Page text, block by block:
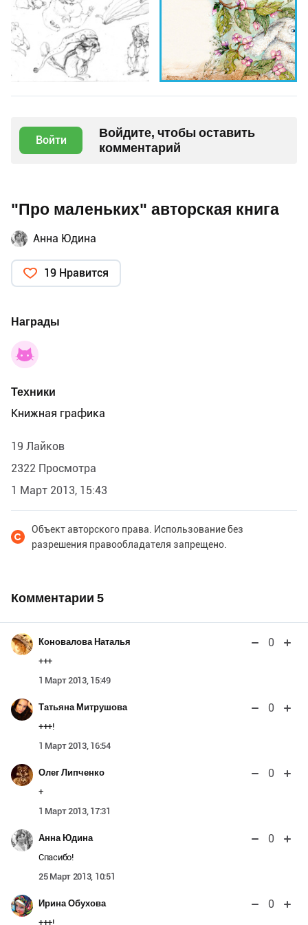
Войти
Войдите, чтобы оставить
комментарий
"Про маленьких" авторская книга
Анна Юдина
19 Нравится
Награды
Техники
Книжная графика
19 Лайков
2322 Просмотра
1 Март 2013, 15:43
Объект авторского права. Использование без
разрешения правообладателя запрещено.
Комментарии 5
Коновалова Наталья 0
+++
1 Март 2013, 15:49
Татьяна Митрушова 0
+++!
1 Март 2013, 16:54
Олег Липченко 0
+
1 Март 2013, 17:31
Анна Юдина 0
Спасибо!
25 Март 2013, 10:51
Ирина Обухова 0
+++!